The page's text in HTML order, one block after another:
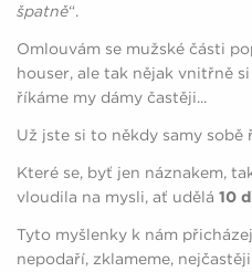
špatně“.
Omlouvám se mužské části
houser, ale tak nějak vnitřně
říkáme my dámy častěji...
Už jste si to někdy samy sobě
Které se, byť jen náznakem,
vloudila na mysli, ať udělá 10
Tyto myšlenky k nám
nepodaří, zklameme,